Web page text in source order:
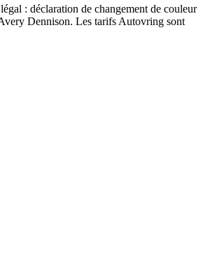
: déclaration de changement de couleur
Dennison. Les tarifs Autovring sont